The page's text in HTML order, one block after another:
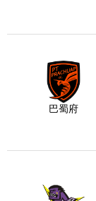
巴蜀府